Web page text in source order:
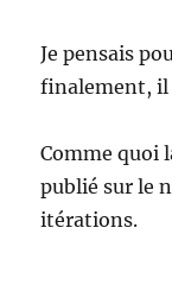
Je pensais
finalement, il
Comme quoi
publié sur le
itérations.